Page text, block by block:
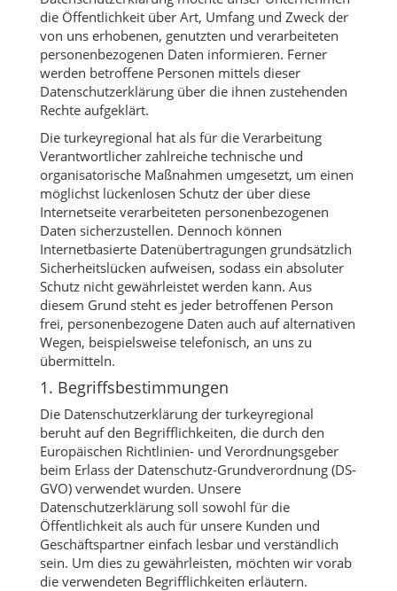
die Öffentlichkeit über Art, Umfang und Zweck der
von uns erhobenen, genutzten und verarbeiteten
personenbezogenen Daten informieren. Ferner
werden betroffene Personen mittels dieser
Datenschutzerklärung über die ihnen zustehenden
Rechte aufgeklärt.
Die turkeyregional hat als für die Verarbeitung
Verantwortlicher zahlreiche technische und
organisatorische Maßnahmen umgesetzt, um einen
möglichst lückenlosen Schutz der über diese
Internetseite verarbeiteten personenbezogenen
Daten sicherzustellen. Dennoch können
Internetbasierte Datenübertragungen grundsätzlich
Sicherheitslücken aufweisen, sodass ein absoluter
Schutz nicht gewährleistet werden kann. Aus
diesem Grund steht es jeder betroffenen Person
frei, personenbezogene Daten auch auf alternativen
Wegen, beispielsweise telefonisch, an uns zu
übermitteln.
1. Begriffsbestimmungen
Die Datenschutzerklärung der turkeyregional
beruht auf den Begrifflichkeiten, die durch den
Europäischen Richtlinien- und Verordnungsgeber
beim Erlass der Datenschutz-Grundverordnung (DS-
GVO) verwendet wurden. Unsere
Datenschutzerklärung soll sowohl für die
Öffentlichkeit als auch für unsere Kunden und
Geschäftspartner einfach lesbar und verständlich
sein. Um dies zu gewährleisten, möchten wir vorab
die verwendeten Begrifflichkeiten erläutern.